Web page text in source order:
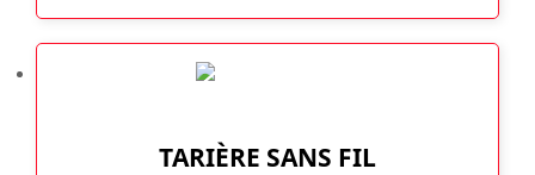
TARIÈRE SANS FIL